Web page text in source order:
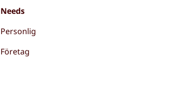
Needs
Personlig
Företag